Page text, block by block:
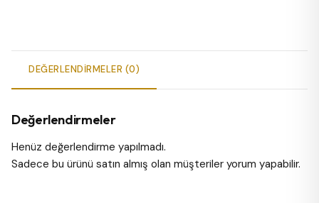
DEĞERLENDIRMELER (0)
Değerlendirmeler
Henüz değerlendirme yapılmadı.
Sadece bu ürünü satın almış olan müşteriler yorum yapabilir.